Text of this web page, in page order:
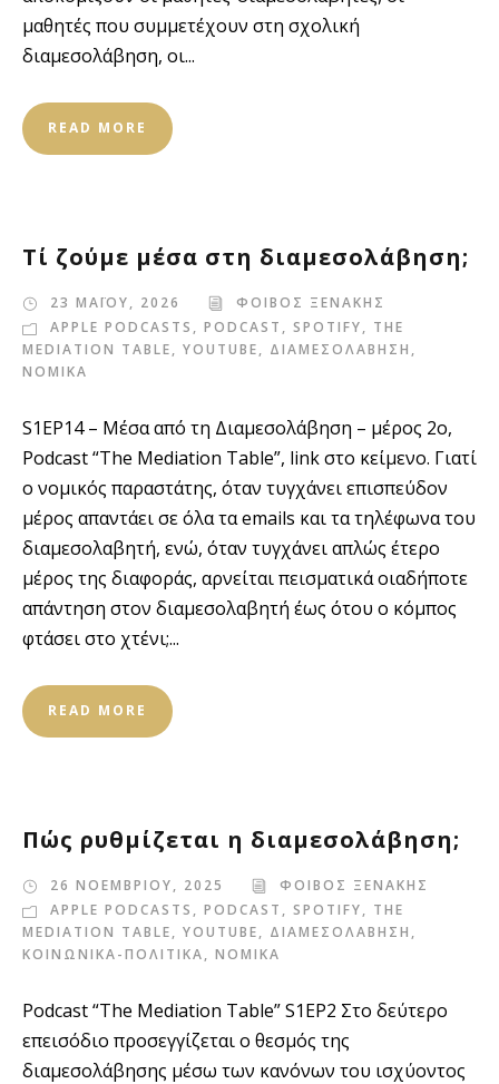
μαθητές που συμμετέχουν στη σχολική
διαμεσολάβηση, οι...
READ MORE
Τί ζούμε μέσα στη διαμεσολάβηση;
23 ΜΑΪΟΥ, 2026
ΦΟΙΒΟΣ ΞΕΝΑΚΗΣ
APPLE PODCASTS , PODCAST , SPOTIFY, THE
MEDIATION TABLE, YOUTUBE, ΔΙΑΜΕΣΟΛΑΒΗΣΗ ,
ΝΟΜΙΚΑ
S1EP14 – Μέσα από τη Διαμεσολάβηση – μέρος 2ο,
Podcast “The Mediation Table”, link στο κείμενο. Γιατί
ο νομικός παραστάτης, όταν τυγχάνει επισπεύδον
μέρος απαντάει σε όλα τα emails και τα τηλέφωνα του
διαμεσολαβητή, ενώ, όταν τυγχάνει απλώς έτερο
μέρος της διαφοράς, αρνείται πεισματικά οιαδήποτε
απάντηση στον διαμεσολαβητή έως ότου ο κόμπος
φτάσει στο χτένι;...
READ MORE
Πώς ρυθμίζεται η διαμεσολάβηση;
26 ΝΟΕΜΒΡΙΟΥ, 2025
ΦΟΙΒΟΣ ΞΕΝΑΚΗΣ
APPLE PODCASTS , PODCAST , SPOTIFY, THE
MEDIATION TABLE, YOUTUBE, ΔΙΑΜΕΣΟΛΑΒΗΣΗ ,
ΚΟΙΝΩΝΙΚΑ-ΠΟΛΙΤΙΚΑ, ΝΟΜΙΚΑ
Podcast “The Mediation Table” S1EP2 Στο δεύτερο
επεισόδιο προσεγγίζεται ο θεσμός της
διαμεσολάβησης μέσω των κανόνων του ισχύοντος